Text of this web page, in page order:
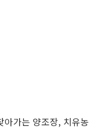
아가는 양조장, 치유농